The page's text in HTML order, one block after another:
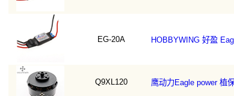
EG-20A HOBBYWING 好盈
Q9XL120 鹰动力Eagle power 植